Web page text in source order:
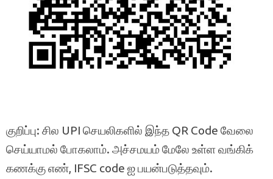
குறிப்பு: சில UPI செயலிகளில் இந்த QR Code வேலை
செய்யாமல் போகலாம். அச்சமயம் மேலே உள்ள வங்கிக்
கணக்கு எண், IFSC code ஐ பயன்படுத்தவும்.